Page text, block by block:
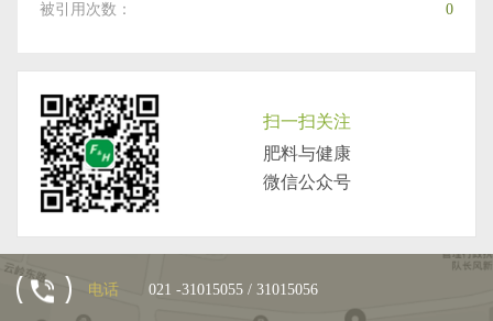
被引用次数：
0
扫一扫关注
肥料与健康
微信公众号
电话 021 -31015055 / 31015056